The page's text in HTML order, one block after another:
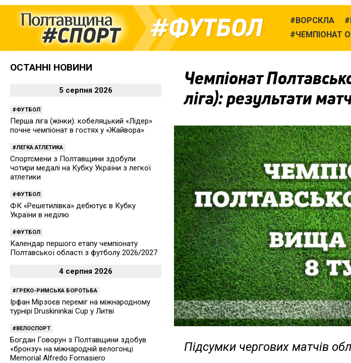
ФУТБОЛ ВОРСКЛА
ЧЕМПІОНАТ
Чемпіонат
ліга): результати
Підсумки чергових матчів
ОСТАННІ НОВИНИ
5 серпня 2026
ФУТБОЛ
Перша ліга (жінки): кобеляцький «Лідер»
почне чемпіонат в гостях у «Жайвора»
ЛЕГКА АТЛЕТИКА
Спортсмени з Полтавщини здобули
чотири медалі на Кубку України з легкої
атлетики
ФУТБОЛ
ФК «Решетилівка» дебютує в Кубку
України в неділю
ФУТБОЛ
Календар першого етапу чемпіонату
Полтавської області з футболу 2026/2027
4 серпня 2026
ГРЕКО-РИМСЬКА БОРОТЬБА
Ірфан Мірзоєв переміг на міжнародному
турнірі Druskininkai Cup у Литві
ВЕЛОСПОРТ
Богдан Говорун з Полтавщини здобув
«бронзу» на міжнародній велогонці
Memorial Alfredo Fornasiero